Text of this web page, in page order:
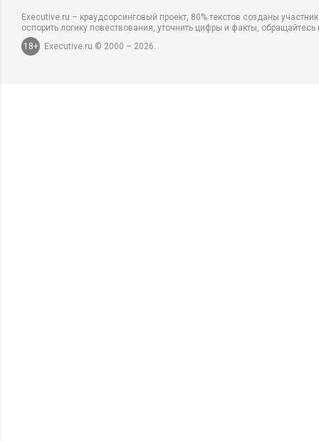
Executive.ru – краудсорсинговый проект, 80% текстов созданы
оспорить логику повествования, уточнить цифры и факты,
18+
Executive.ru © 2000 – 2026.